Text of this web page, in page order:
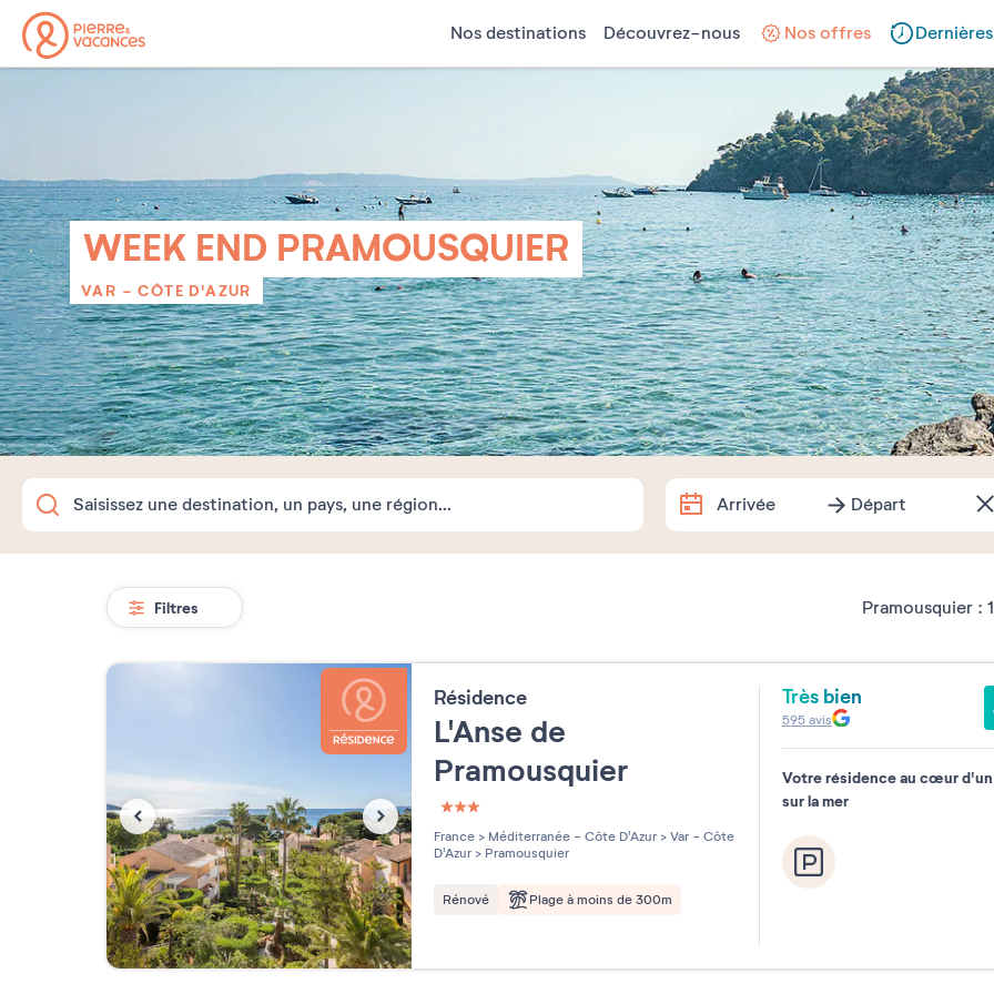
Nos destinations Découvrez-nous Nos offres
WEEK END PRAMOUSQUIER
VAR - CÔTE D'AZUR
Arrivée Départ
1 semaine 2 semaines 1
Souhaitez-vous préciser ?
2026
Pramousquier : 1
Filtres
Résidence
L'Anse de
Pramousquier
3 étoiles sur 5
France > Méditerranée - Côte D'Azur > Var - Côte
D'Azur > Pramousquier
Rénové Plage à moins de 300m
Très bien
595avis
Votre résidence au cœur
sur la mer